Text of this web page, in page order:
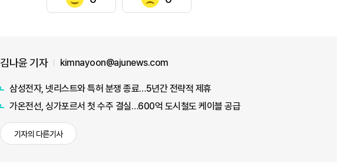
김나윤 기자 kimnayoon@ajunews.com
삼성전자, 넷리스트와 특허 분쟁 종료…5년간 전략적 제휴
가온전선, 싱가포르서 첫 수주 결실…600억 도시철도 케이블 공급
기자의 다른기사